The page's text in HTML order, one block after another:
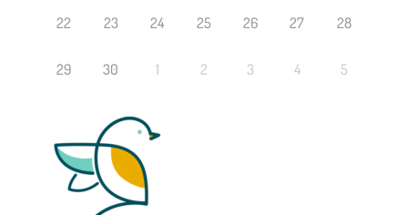
22 23 24 25 26 27 28
29 30 1 2 3 4 5